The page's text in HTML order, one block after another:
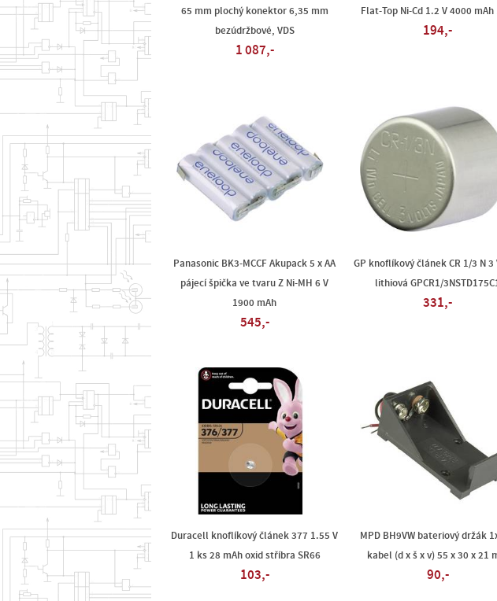
65 mm plochý konektor 6,35 mm
bezúdržbové, VDS
1 087,-
Flat-Top Ni-Cd 1.2 V 4000 mAh
194,-
Panasonic BK3-MCCF Akupack 5 x AA
pájecí špička ve tvaru Z Ni-MH 6 V
1900 mAh
545,-
GP knoflíkový článek CR 1/3 N 3
lithiová GPCR1/
331,-
Duracell knoflíkový článek 377 1.55 V
1 ks 28 mAh oxid stříbra SR66
103,-
MPD BH9VW bateriový držák
kabel (d x š x v) 55 x 30 x 21
90,-